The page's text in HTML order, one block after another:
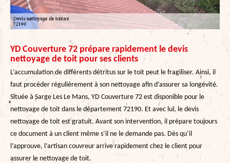
YD Couverture 72 prépare rapidement le devis
nettoyage de toit pour ses clients
L’accumulation de différents détritus sur le toit peut le fragiliser. Ainsi, il
faut procéder régulièrement à son nettoyage afin d’assurer sa longévité.
Située à Sarge Les Le Mans, YD Couverture 72 est disponible pour le
nettoyage de toit dans le département 72190. Et avec lui, le devis
nettoyage de toit est gratuit. Avant son intervention, il prépare toujours
ce document à un client même s’il ne le demande pas. Dès qu’il
l’approuve, l’artisan couvreur arrive rapidement chez le client pour
assurer le nettoyage de toit.